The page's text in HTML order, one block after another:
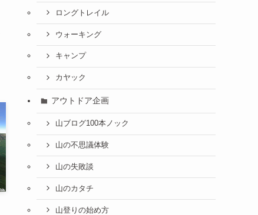
ロングトレイル
ウォーキング
キャンプ
カヤック
アウトドア企画
山ブログ100本ノック
山の不思議体験
山の失敗談
山のカタチ
山登りの始め方